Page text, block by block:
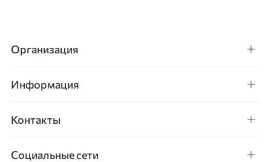
Организация
Информация
Контакты
Социальные сети